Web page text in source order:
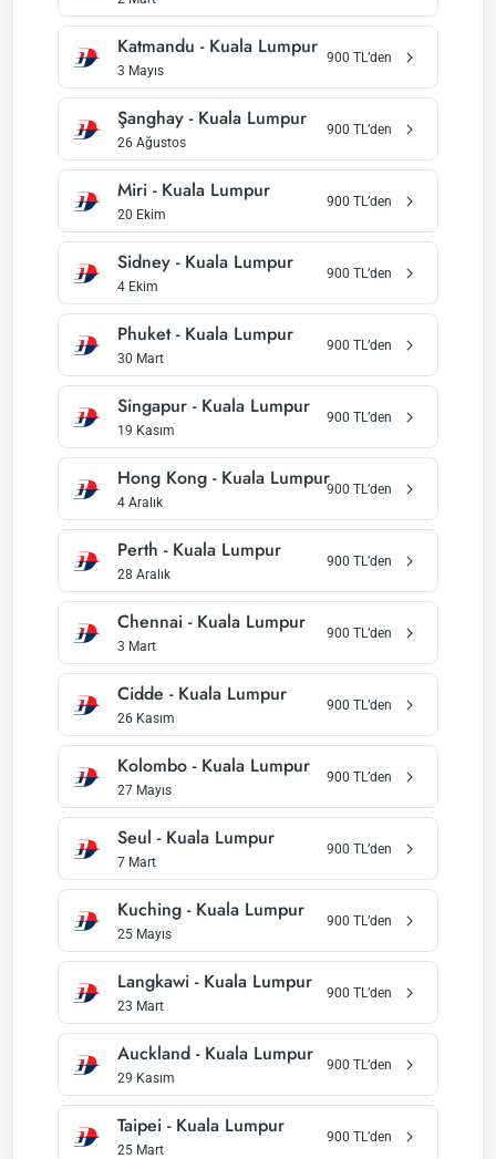
Katmandu - Kuala Lumpur
3 Mayıs
900 TL’den
Şanghay - Kuala Lumpur
26 Ağustos
900 TL’den
Miri - Kuala Lumpur
20 Ekim
900 TL’den
Sidney - Kuala Lumpur
4 Ekim
900 TL’den
Phuket- Kuala Lumpur
30 Mart
900 TL’den
Singapur - Kuala Lumpur
19 Kasım
900 TL’den
Hong Kong - Kuala Lumpur
4 Aralık
900 TL’den
Perth - Kuala Lumpur
28 Aralık
900 TL’den
Chennai - Kuala Lumpur
3 Mart
900 TL’den
Cidde - Kuala Lumpur
26 Kasım
900 TL’den
Kolombo - Kuala Lumpur
27 Mayıs
900 TL’den
Seul - Kuala Lumpur
7 Mart
900 TL’den
Kuching - Kuala Lumpur
25 Mayıs
900 TL’den
Langkawi - Kuala Lumpur
23 Mart
900 TL’den
Auckland - Kuala Lumpur
29 Kasım
900 TL’den
Taipei - Kuala Lumpur
25 Mart
900 TL’den